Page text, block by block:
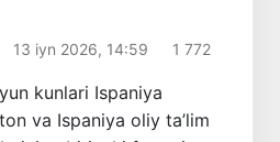
13 iyn 2026, 14:59 1 772
kunlari Ispaniya
va Ispaniya oliy ta’lim